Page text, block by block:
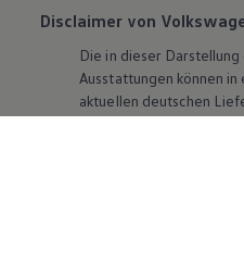
Disclaimer von
Die in dieser
Ausstattungen können
aktuellen deutschen